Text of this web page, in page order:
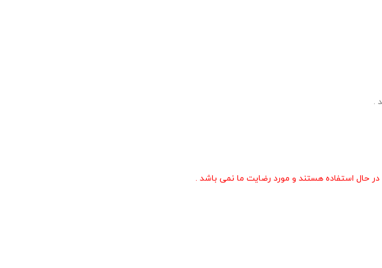
حال استفاده هستند و مورد رضایت ما نمی باشد .